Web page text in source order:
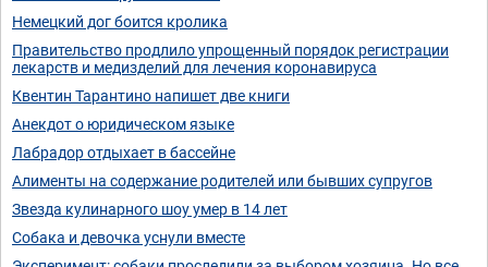
Немецкий дог боится кролика
Правительство продлило упрощенный порядок регистрации
лекарств и медизделий для лечения коронавируса
Квентин Тарантино напишет две книги
Анекдот о юридическом языке
Лабрадор отдыхает в бассейне
Алименты на содержание родителей или бывших супругов
Звезда кулинарного шоу умер в 14 лет
Собака и девочка уснули вместе